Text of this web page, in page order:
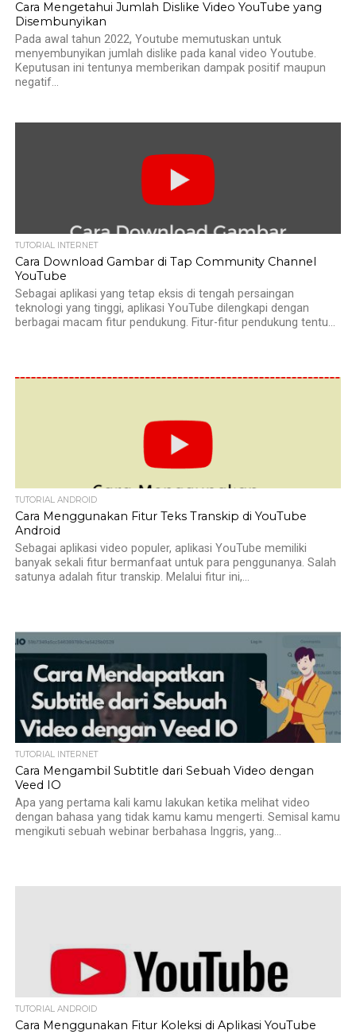
Cara Mengetahui Jumlah Dislike Video YouTube yang
Disembunyikan
Pada awal tahun 2022, Youtube memutuskan untuk
menyembunyikan jumlah dislike pada kanal video Youtube.
Keputusan ini tentunya memberikan dampak positif maupun
negatif...
TUTORIAL INTERNET
Cara Download Gambar di Tap Community Channel
YouTube
Sebagai aplikasi yang tetap eksis di tengah persaingan
teknologi yang tinggi, aplikasi YouTube dilengkapi dengan
berbagai macam fitur pendukung. Fitur-fitur pendukung tentu...
TUTORIAL ANDROID
Cara Menggunakan Fitur Teks Transkip di YouTube
Android
Sebagai aplikasi video populer, aplikasi YouTube memiliki
banyak sekali fitur bermanfaat untuk para penggunanya. Salah
satunya adalah fitur transkip. Melalui fitur ini,...
TUTORIAL INTERNET
Cara Mengambil Subtitle dari Sebuah Video dengan
Veed IO
Apa yang pertama kali kamu lakukan ketika melihat video
dengan bahasa yang tidak kamu kamu mengerti. Semisal kamu
mengikuti sebuah webinar berbahasa Inggris, yang...
TUTORIAL ANDROID
Cara Menggunakan Fitur Koleksi di Aplikasi YouTube